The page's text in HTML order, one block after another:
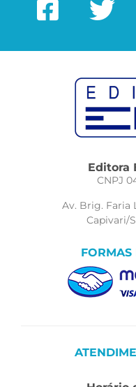
Editora
CNPJ
Av. Brig. Faria
Capivari/
FORMAS